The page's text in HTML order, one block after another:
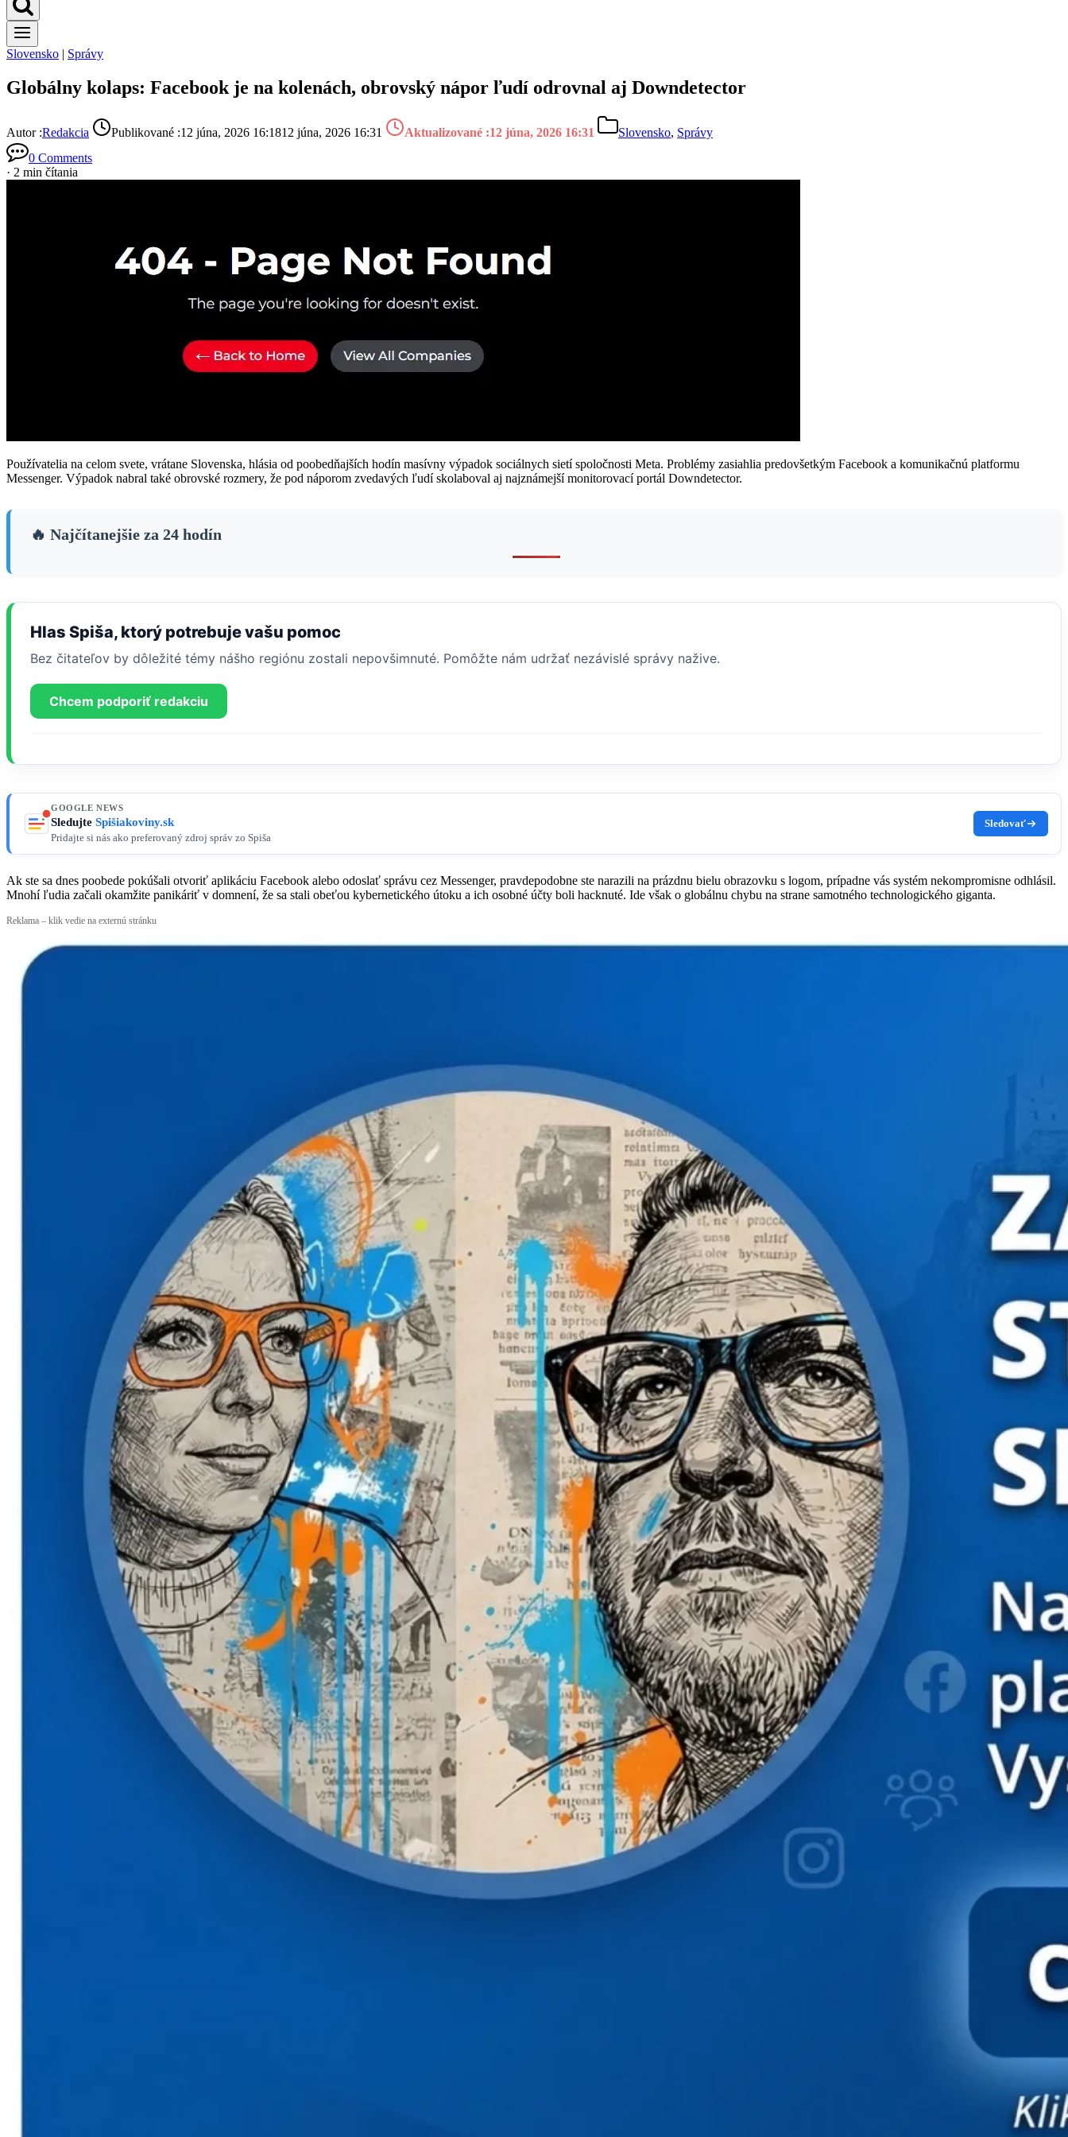
Slovensko | Správy
Globálny kolaps: Facebook je na kolenách, obrovský nápor ľudí odrovnal aj Downdetector
Autor :Redakcia Publikované :12 júna, 2026 16:1812 júna, 2026 16:31 Aktualizované :12 júna, 2026 16:31 Slovensko, Správy
0 Comments
· 2 min čítania
Používatelia na celom svete, vrátane Slovenska, hlásia od poobedňajších hodín masívny výpadok sociálnych sietí spoločnosti Meta. Problémy zasiahlia predovšetkým Facebook a komunikačnú platformu
Messenger. Výpadok nabral také obrovské rozmery, že pod náporom zvedavých ľudí skolaboval aj najznámejší monitorovací portál Downdetector.
🔥 Najčítanejšie za 24 hodín
Hlas Spiša, ktorý potrebuje vašu pomoc
Bez čitateľov by dôležité témy nášho regiónu zostali nepovšimnuté. Pomôžte nám udržať nezávislé správy nažive.
Chcem podporiť redakciu
GOOGLE NEWS
Sledujte Spišiakoviny.sk
Pridajte si nás ako preferovaný zdroj správ zo Spiša
Sledovať
Ak ste sa dnes poobede pokúšali otvoriť aplikáciu Facebook alebo odoslať správu cez Messenger, pravdepodobne ste narazili na prázdnu bielu obrazovku s logom, prípadne vás systém nekompromisne odhlásil.
Mnohí ľudia začali okamžite panikáriť v domnení, že sa stali obeťou kybernetického útoku a ich osobné účty boli hacknuté. Ide však o globálnu chybu na strane samotného technologického giganta.
Reklama – klik vedie na externú stránku